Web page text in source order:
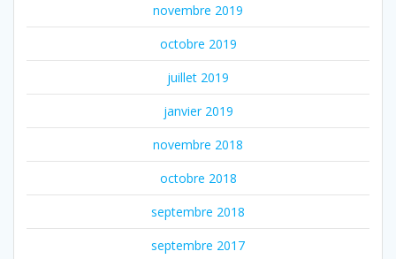
novembre 2019
octobre 2019
juillet 2019
janvier 2019
novembre 2018
octobre 2018
septembre 2018
septembre 2017